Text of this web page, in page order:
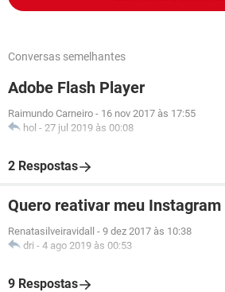
Conversas semelhantes
Adobe Flash Player
Raimundo Carneiro - 16 nov 2017 às 17:55
hol - 27 jul 2019 às 00:08
2 Respostas
Quero reativar meu Instagram
Renatasilveiravidall - 9 dez 2017 às 10:38
dri - 4 ago 2019 às 00:53
9 Respostas